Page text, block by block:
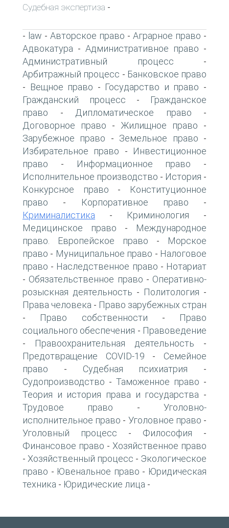
Судебная экспертиза -
- law - Авторское право - Аграрное право -
Адвокатура - Административное право -
Административный процесс -
Арбитражный процесс - Банковское право
- Вещное право - Государство и право -
Гражданский процесс -
Гражданское
право - Дипломатическое право -
Договорное право - Жилищное право -
Зарубежное право - Земельное право -
Избирательное право -
Инвестиционное
право - Информационное право -
Исполнительное производство - История -
Конкурсное право -
Конституционное
право - Корпоративное право -
Криминалистика - Криминология -
Медицинское право -
Международное
право. Европейское право -
Морское
право - Муниципальное право - Налоговое
право - Наследственное право - Нотариат
- Обязательственное право - Оперативно-
розыскная деятельность - Политология -
Права человека - Право зарубежных стран
- Право собственности -
Право
социального обеспечения - Правоведение
- Правоохранительная деятельность -
Предотвращение COVID-19 - Семейное
право - Судебная психиатрия -
Судопроизводство - Таможенное право -
Теория и история права и государства -
Трудовое право -Уголовно-
исполнительное право - Уголовное право -
Уголовный процесс - Философия -
Финансовое право - Хозяйственное право
- Хозяйственный процесс - Экологическое
право - Ювенальное право - Юридическая
техника - Юридические лица -